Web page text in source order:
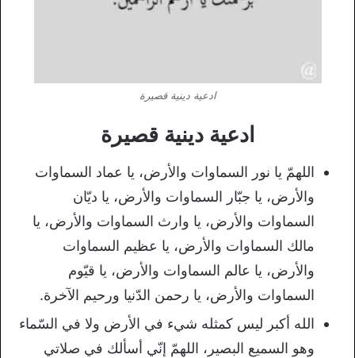
ادعية دينية قصيرة
ادعية دينية قصيرة
اللهمّ يا نور السماوات والأرض، يا عماد السماوات
والأرض، يا جبّار السماوات والأرض، يا ديّان
السماوات والأرض، يا وارث السماوات والأرض، يا
مالك السماوات والأرض، يا عظيم السماوات
والأرض، يا عالم السماوات والأرض، يا قيّوم
السماوات والأرض، يا رحمن الدّنيا ورحيم الآخرة.
الله أكبر ليس كمثله شيء في الأرض ولا في السّماء
وهو السميع البصير، اللهمّ إنّي أسألك في صلاتي